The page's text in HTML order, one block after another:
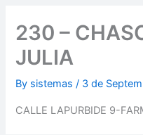
230 –
JULIA
By sistemas/ 3 de
CALLE LAPURBIDE 9-